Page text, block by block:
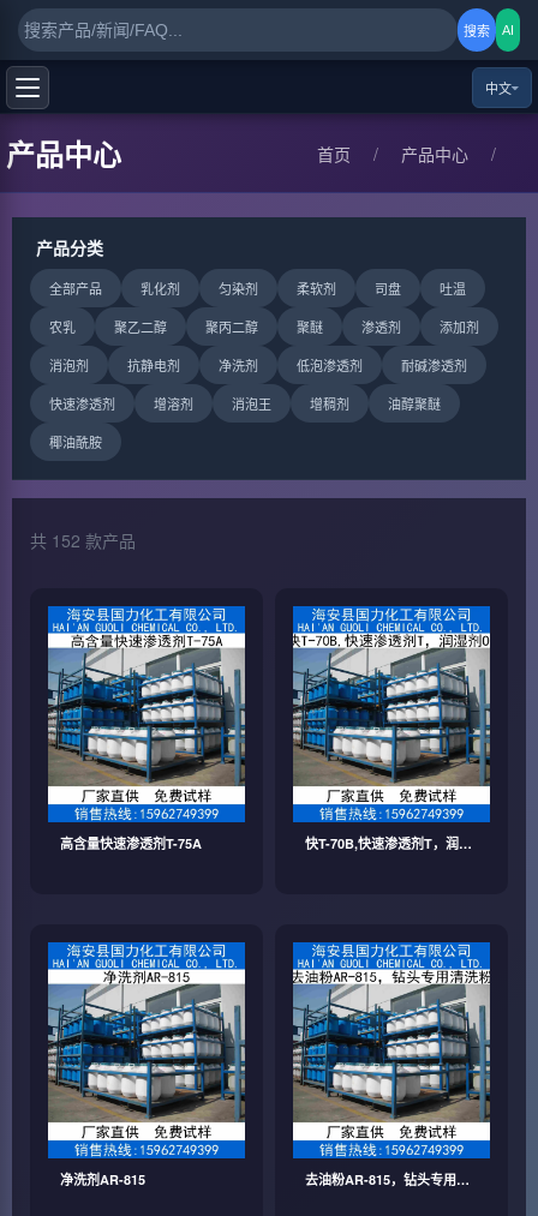
中文
搜索 AI
产品中心 首页 / 产品中心 /
产品分类
全部产品 乳化剂 匀染剂 柔软剂 司盘
吐温
农乳
聚乙二醇 聚丙二醇 聚醚 渗透剂
添加剂
消泡剂
抗静电剂 净洗剂 低泡渗透剂
耐碱渗透剂
快速渗透剂
增溶剂 消泡王 增稠剂
油醇聚醚
椰油酰胺
共 152 款产品
高含量快速渗透剂T-75A
快T-70B,快速渗透剂T，润湿
净洗剂AR-815
去油粉AR-815，钻头专用清